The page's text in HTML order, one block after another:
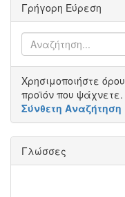
Γρήγορη Εύρεση
Χρησιμοποιήστε
προϊόν που ψάχνετε.
Σύνθετη Αναζήτηση
Γλώσσες